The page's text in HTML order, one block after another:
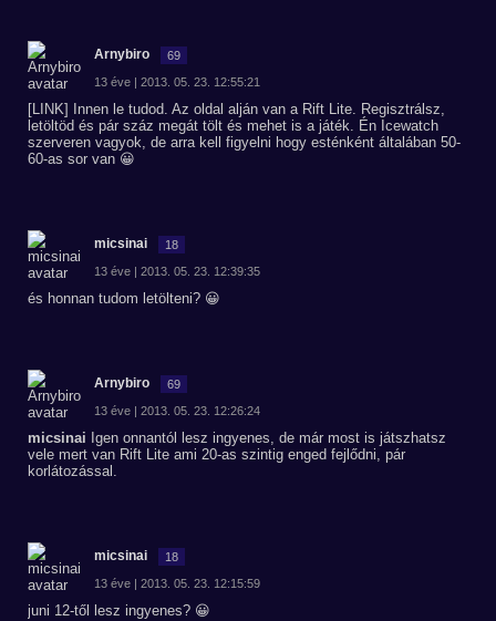
Arnybiro 69
13 éve | 2013. 05. 23. 12:55:21
[LINK] Innen le tudod. Az oldal alján van a Rift Lite. Regisztrálsz,
letöltöd és pár száz megát tölt és mehet is a játék. Én Icewatch
szerveren vagyok, de arra kell figyelni hogy esténként általában 50-
60-as sor van 😀
micsinai 18
13 éve | 2013. 05. 23. 12:39:35
és honnan tudom letölteni? 😀
Arnybiro 69
13 éve | 2013. 05. 23. 12:26:24
micsinai Igen onnantól lesz ingyenes, de már most is játszhatsz
vele mert van Rift Lite ami 20-as szintig enged fejlődni, pár
korlátozással.
micsinai 18
13 éve | 2013. 05. 23. 12:15:59
juni 12-től lesz ingyenes? 😀